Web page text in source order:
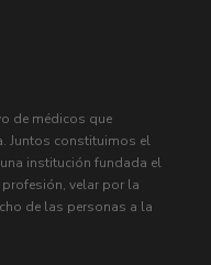
de médicos que
Juntos constituimos el
institución fundada el
velar por la
de las personas a la